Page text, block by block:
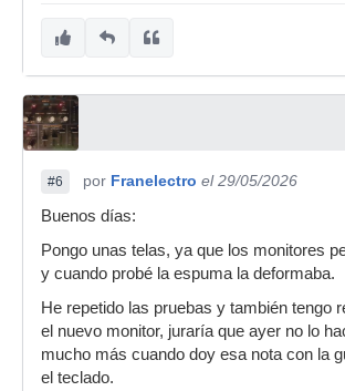
#6 por Franelectro el 29/05/2026
Buenos días:
Pongo unas telas, ya que los monitores
y cuando probé la espuma la deformaba.
He repetido las pruebas y también tengo
el nuevo monitor, juraría que ayer no lo
mucho más cuando doy esa nota con la
el teclado.